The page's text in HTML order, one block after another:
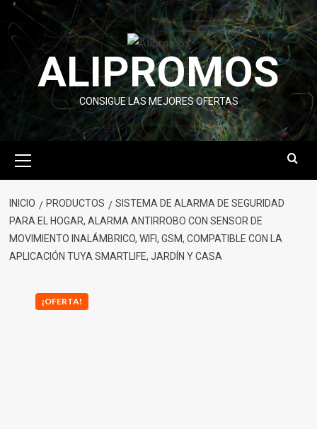
Saltar
contenido
ALIPROMOS
CONSIGUE LAS MEJORES OFERTAS
primario
INICIO PRODUCTOS
SISTEMA DE ALARMA DE SEGURIDAD
PARA EL HOGAR, ALARMA ANTIRROBO CON SENSOR DE
MOVIMIENTO INALÁMBRICO, WIFI, GSM, COMPATIBLE CON LA
APLICACIÓN TUYA SMARTLIFE, JARDÍN Y CASA
¡OFERTA!